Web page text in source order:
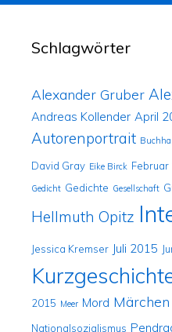
Schlagwörter
Alexander Gruber
Andreas Kollender April
Autorenportrait
David Gray Eike Birck Februar
Gedicht Gedichte Gesellschaft
Hellmuth Opitz
Jessica Kremser Juli 2015
2015 Meer Mord Märchen
Nationalsozialismus